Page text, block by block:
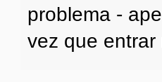
problema -
vez que entrar